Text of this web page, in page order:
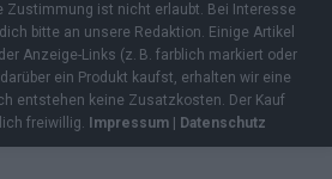
Zustimmung ist nicht erlaubt. Bei Interesse
bitte an unsere Redaktion. Einige Artikel
Anzeige-Links (z. B. farblich markiert oder
ein Produkt kaufst, erhalten wir eine
entstehen keine Zusatzkosten. Der Kauf
freiwillig.
Impressum Datenschutz